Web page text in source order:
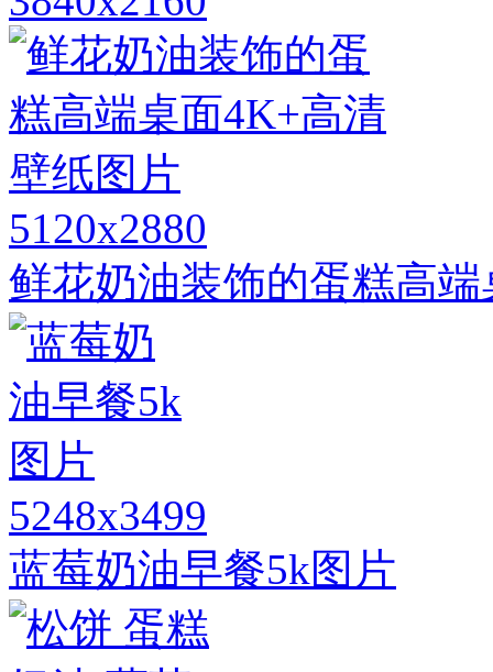
5120x2880
鲜花奶油装饰的蛋糕高
5248x3499
蓝莓奶油早餐5k图片